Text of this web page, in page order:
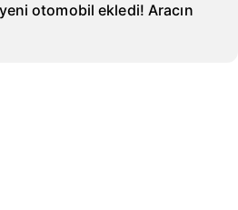
otomobil ekledi! Aracın